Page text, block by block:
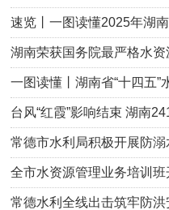
速览丨一图读懂2025年湖
湖南荣获国务院最严格水
一图读懂丨湖南省“十四五”
台风“红霞”影响结束 湖南
常德市水利局积极开展防
全市水资源管理业务培训班
常德水利全线出击筑牢防